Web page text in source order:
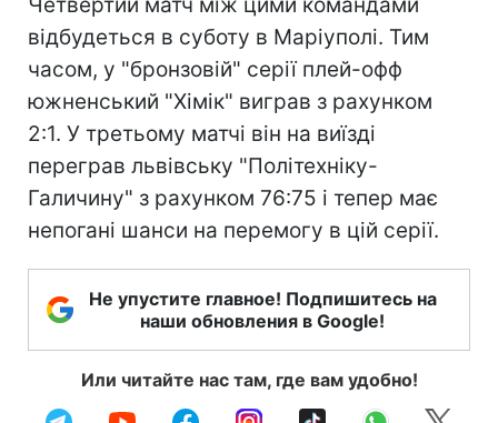
відбудеться в суботу в Маріуполі. Тим
часом, у "бронзовій" серії плей-офф
южненський "Хімік" виграв з рахунком
2:1. У третьому матчі він на виїзді
переграв львівську "Політехніку-
Галичину" з рахунком 76:75 і тепер має
непогані шанси на перемогу в цій серії.
Не упустите главное! Подпишитесь на
наши обновления в Google!
Или читайте нас там, где вам удобно!